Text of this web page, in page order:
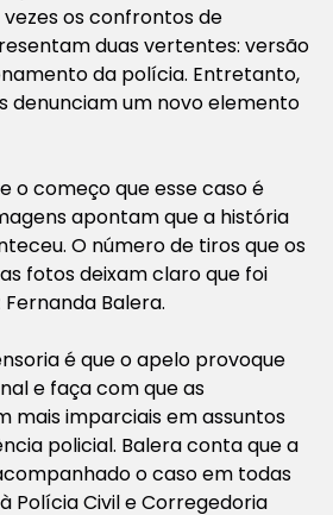
os confrontos de
duas vertentes: versão
da polícia. Entretanto,
denunciam um novo elemento
o começo que esse caso é
apontam que a história
O número de tiros que os
fotos deixam claro que foi
Fernanda Balera.
é que o apelo provoque
e faça com que as
mais imparciais em assuntos
policial. Balera conta que a
o caso em todas
Polícia Civil e Corregedoria